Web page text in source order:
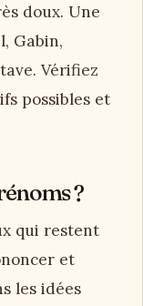
doux. Une
Gabin,
Vérifiez
possibles et
?
qui restent
et
les idées